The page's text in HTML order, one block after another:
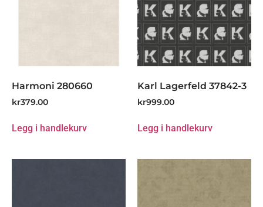
Harmoni 280660
kr379.00
Legg i handlekurv
Karl Lagerfeld 37842-3
kr999.00
Legg i handlekurv